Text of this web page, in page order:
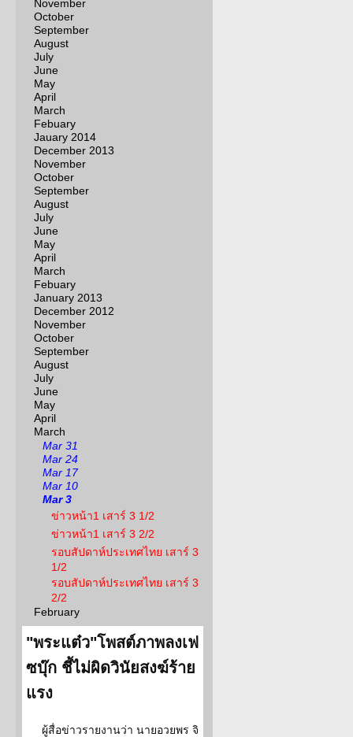
November
October
September
August
July
June
May
April
March
Febuary
Jauary 2014
December 2013
November
October
September
August
July
June
May
April
March
Febuary
January 2013
December 2012
November
October
September
August
July
June
May
April
March
Mar 31
Mar 24
Mar 17
Mar 10
Mar 3
ข่าวหน้า1 เสาร์ 3 1/2
ข่าวหน้า1 เสาร์ 3 2/2
รอบสัปดาห์ประเทศไทย เสาร์ 3
1/2
รอบสัปดาห์ประเทศไทย เสาร์ 3
2/2
February
"พระแต๋ว"โพสต์ภาพลงเฟ
ซบุ๊ก ชี้ไม่ผิดวินัยสงฆ์ร้าย
แรง
ผู้สื่อข่าวรายงานว่า นายอวยพร จิ